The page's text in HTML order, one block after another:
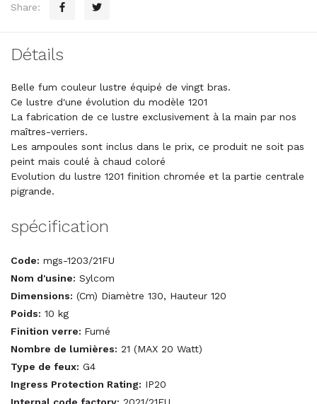
Share:
Détails
Belle fum couleur lustre équipé de vingt bras.
Ce lustre d'une évolution du modèle 1201
La fabrication de ce lustre exclusivement à la main par nos
maîtres-verriers.
Les ampoules sont inclus dans le prix, ce produit ne soit pas
peint mais coulé à chaud coloré
Evolution du lustre 1201 finition chromée et la partie centrale
pigrande.
spécification
Code: mgs-1203/21FU
Nom d'usine: Sylcom
Dimensions: (Cm) Diamètre 130, Hauteur 120
Poids: 10 kg
Finition verre: Fumé
Nombre de lumières: 21 (MAX 20 Watt)
Type de feux: G4
Ingress Protection Rating: IP20